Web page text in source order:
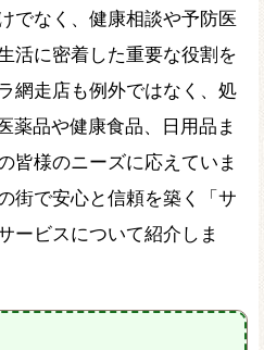
でなく、健康相談や予防医
活に密着した重要な役割を
網走店も例外ではなく、処
薬品や健康食品、日用品ま
皆様のニーズに応えていま
街で安心と信頼を築く「サ
ービスについて紹介しま